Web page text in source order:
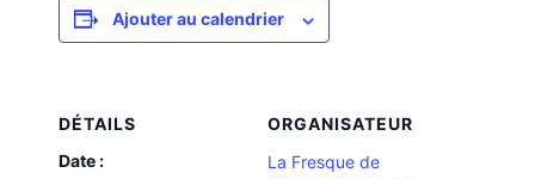
Ajouter au calendrier
DÉTAILS
Date :
ORGANISATEUR
La Fresque de